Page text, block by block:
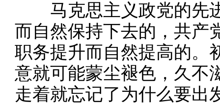
马克思主义政党的先
而自然保持下去的，共产
职务提升而自然提高的。
意就可能蒙尘褪色，久不
走着就忘记了为什么要出